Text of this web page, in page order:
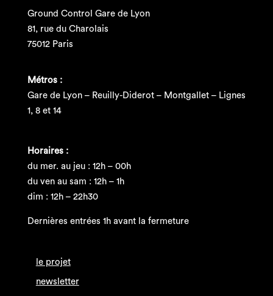
Ground Control Gare de Lyon
81, rue du Charolais
75012 Paris
Métros :
Gare de Lyon – Reuilly-Diderot – Montgallet – Lignes
1, 8 et 14
Horaires :
du mer. au jeu : 12h – 00h
du ven au sam : 12h – 1h
dim : 12h – 22h30
Dernières entrées 1h avant la fermeture
le projet
newsletter